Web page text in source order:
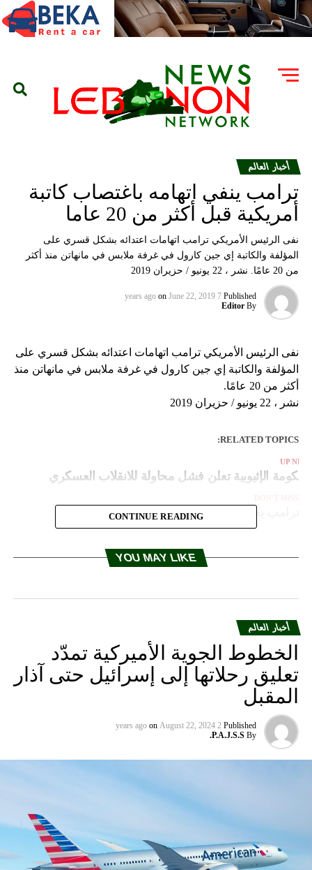
أخبار العالم
ترامب ينفي اتهامه باغتصاب كاتبة
أمريكية قبل أكثر من 20 عاما
نفى الرئيس الأمريكي ترامب اتهامات اعتدائه بشكل قسري على
المؤلفة والكاتبة إي جين كارول في غرفة ملابس في مانهاتن منذ أكثر
من 20 عامًا. نشر ، 22 يونيو / حزيران 2019
Published
7 years ago
on June 22, 2019
By
Editor
نفى الرئيس الأمريكي ترامب اتهامات اعتدائه بشكل قسري على
المؤلفة والكاتبة إي جين كارول في غرفة ملابس في مانهاتن منذ
أكثر من 20 عامًا.
نشر ، 22 يونيو / حزيران 2019
RELATED TOPICS:
UP
الإثيوبية تعلن فشل محاولة للانقلاب العسكري
ترامب يعتزم ترشيح مارك إسبير وزيرا للدفاع
CONTINUE READING
YOU MAY LIKE
أخبار العالم
الخطوط الجوية الأميركية تمدّد
تعليق رحلاتها إلى إسرائيل حتى آذار
المقبل
Published
2 years ago
on August 22, 2024
By
P.A.J.S.S.